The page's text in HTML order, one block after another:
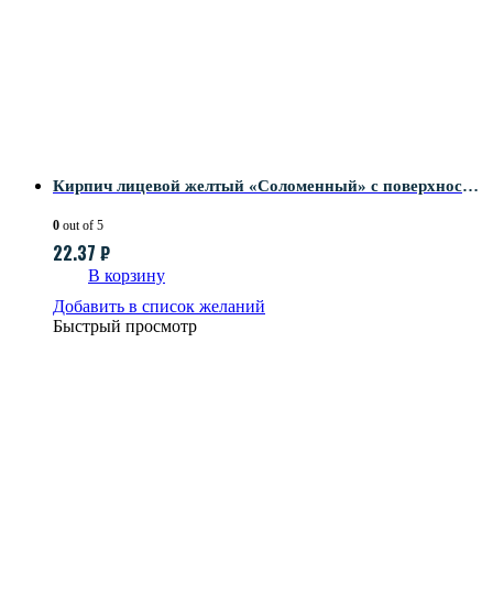
Кирпич лицевой желтый «Соломенный» с поверхностью Береста-2
0 out of 5
22.37 ₽
В корзину
Добавить в список желаний
Быстрый просмотр